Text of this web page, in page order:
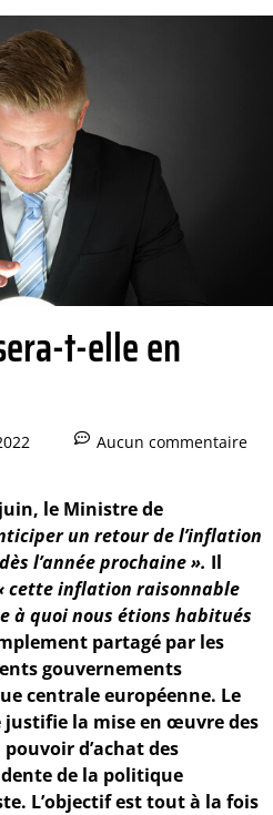
t-elle en
Aucun commentaire
le Ministre de
un retour de l’inflation
l’année prochaine ». Il
cette inflation raisonnable
à quoi nous étions habitués
partagé par les
gouvernements
centrale européenne. Le
justifie la mise en œuvre des
d’achat des
de la politique
L’objectif est tout à la fois